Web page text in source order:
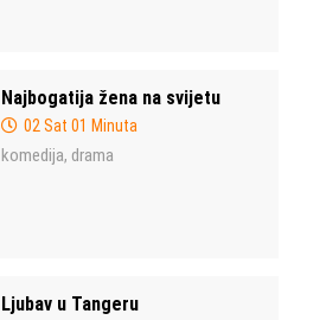
Najbogatija žena na svijetu
02 Sat 01 Minuta
komedija, drama
Ljubav u Tangeru